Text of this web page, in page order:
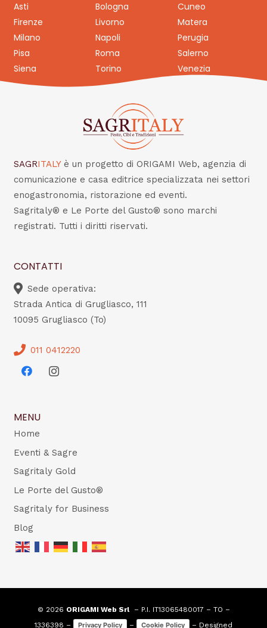
Asti Bologna
Cuneo
Firenze
Livorno
Matera
Milano
Napoli
Perugia
Pisa
Roma
Salerno
Siena
Torino Venezia
SAGRITALY è un progetto di ORIGAMI Web, agenzia di
comunicazione e casa editrice specializzata nei settori
enogastronomia, ristorazione ed eventi.
Sagritaly® e Le Porte del Gusto® sono marchi
registrati. Tutti i diritti riservati.
CONTATTI
Sede operativa:
Strada Antica di Grugliasco, 111
10095 Grugliasco (To)
011 0412220
MENU
Home
Eventi & Sagre
Sagritaly Gold
Le Porte del Gusto®
Sagritaly for Business
Blog
© 2026 ORIGAMI Web Srl– P.I. IT13065480017 – TO –
1336398 –
Privacy Policy – Cookie Policy – Designed